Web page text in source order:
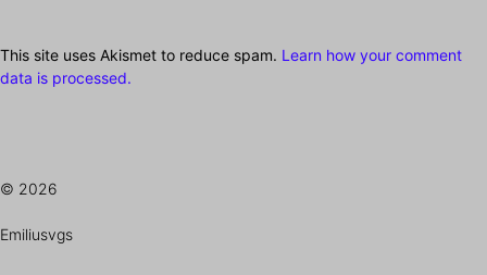
This site uses Akismet to reduce spam. Learn how your comment
data is processed.
© 2026
Emiliusvgs